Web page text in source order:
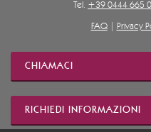
Tel. +39 0444 665
FAQ| Privacy
CHIAMACI
RICHIEDI INFORMAZIONI